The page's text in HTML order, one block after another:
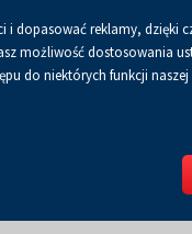
A++Czcionka
największa
A
Włącz
tryb
Włącz
wersję
RSS
reklamy,
możliwość
do niektórych funkcji